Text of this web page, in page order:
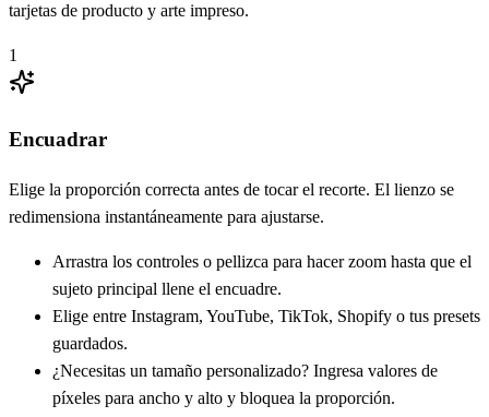
tarjetas de producto y arte impreso.
1
Encuadrar
Elige la proporción correcta antes de tocar el recorte. El lienzo se
redimensiona instantáneamente para ajustarse.
Arrastra los controles o pellizca para hacer zoom hasta que el
sujeto principal llene el encuadre.
Elige entre Instagram, YouTube, TikTok, Shopify o tus presets
guardados.
¿Necesitas un tamaño personalizado? Ingresa valores de
píxeles para ancho y alto y bloquea la proporción.